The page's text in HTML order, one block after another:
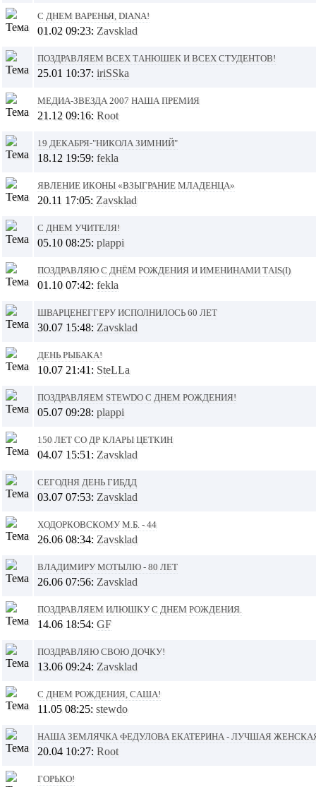
C днем варенья, Diana!
01.02 09:23: Zavsklad
Поздравляем всех Танюшек и всех студентов!
25.01 10:37: iriSSka
Медиа-звезда 2007 наша премия
21.12 09:16: Root
19 декабря-"Никола зимний"
18.12 19:59: fekla
Явление иконы «Взыграние Младенца»
20.11 17:05: Zavsklad
С Днем Учителя!
05.10 08:25: plappi
Поздравляю с Днём рождения и именинами Tais(i)
01.10 07:42: fekla
Шварценеггеру исполнилось 60 лет
30.07 15:48: Zavsklad
День рыбака!
10.07 21:41: SteLLa
Поздравляем stewdo c Днем Рождения!
05.07 09:28: plappi
150 лет со ДР Клары Цеткин
04.07 15:51: Zavsklad
Сегодня День ГИБДД
03.07 07:53: Zavsklad
Ходорковскому М.Б. - 44
26.06 08:34: Zavsklad
Владимиру Мотылю - 80 лет
26.06 07:56: Zavsklad
Поздравляем Илюшку с днем рождения.
14.06 18:54: GF
Поздравляю свою дочку!
13.06 09:24: Zavsklad
С днем рождения, Саша!
11.05 08:25: stewdo
Наша землячка Федулова Екатерина - лучшая
20.04 10:27: Root
ГОРЬКО!